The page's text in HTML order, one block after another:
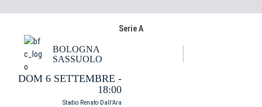
Serie A
BOLOGNA
SASSUOLO
DOM 6 SETTEMBRE -
18:00
Stadio Renato Dall'Ara